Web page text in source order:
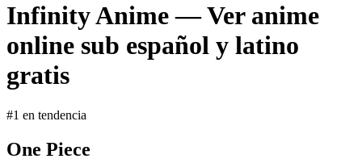
Infinity Anime — Ver anime
online sub español y latino
gratis
#1 en tendencia
One Piece